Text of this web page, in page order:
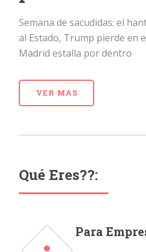
Semana de sacudidas: el
al Estado, Trump pierde en
Madrid estalla por dentro
VER MÁS
Qué Eres??:
Para